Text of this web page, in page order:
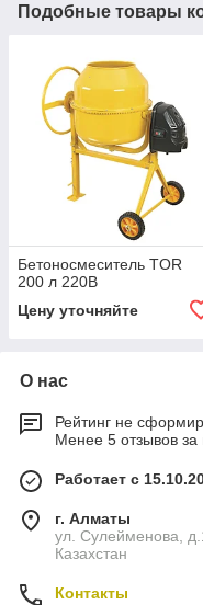
Подобные товары
Бетоносмеситель TOR
200 л 220В
Цену уточняйте
О нас
Рейтинг не
Менее 5 отзывов за
Работает с
г. Алматы
ул. Сулейменова,
Казахстан
Контакты